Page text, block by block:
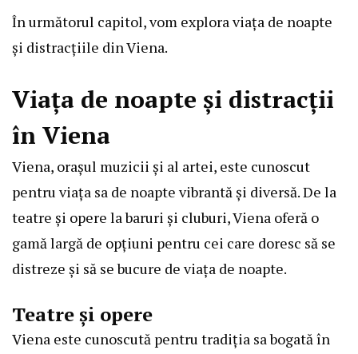
În următorul capitol, vom explora viața de noapte
și distracțiile din Viena.
Viața de noapte și distracții
în Viena
Viena, orașul muzicii și al artei, este cunoscut
pentru viața sa de noapte vibrantă și diversă. De la
teatre și opere la baruri și cluburi, Viena oferă o
gamă largă de opțiuni pentru cei care doresc să se
distreze și să se bucure de viața de noapte.
Teatre și opere
Viena este cunoscută pentru tradiția sa bogată în